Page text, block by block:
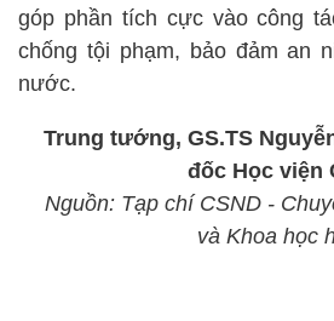
góp phần tích cực vào công
chống tội phạm, bảo đảm an
nước.
Trung tướng, GS.TS
đốc Học viện
Nguồn: Tạp chí CSND -
và Khoa học